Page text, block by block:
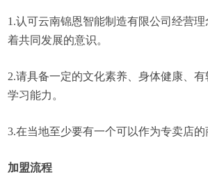
1.认可云南锦恩智能制造有限公司经营
着共同发展的意识。
2.请具备一定的文化素养、身体健康、
学习能力。
3.在当地至少要有一个可以作为专卖店的
加盟流程